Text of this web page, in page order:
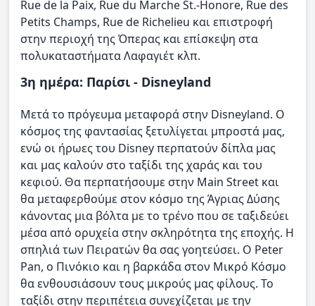
Rue de la Paix, Rue du Marche St.-Honore, Rue des
Petits Champs, Rue de Richelieu και επιστροφή
στην περιοχή της Όπερας και επίσκεψη στα
πολυκαταστήματα Λαφαγιέτ κλπ.
3η ημέρα: Παρίσι - Disneyland
Μετά το πρόγευμα μεταφορά στην Disneyland. Ο
κόσμος της φαντασίας ξετυλίγεται μπροστά μας,
ενώ οι ήρωες του Disney περπατούν δίπλα μας
και μας καλούν στο ταξίδι της χαράς και του
κεφιού. Θα περπατήσουμε στην Main Street και
θα μεταφερθούμε στον κόσμο της Άγριας Δύσης
κάνοντας μια βόλτα με το τρένο που σε ταξιδεύει
μέσα από ορυχεία στην σκληρότητα της εποχής. Η
σπηλιά των Πειρατών θα σας γοητεύσει. Ο Peter
Pan, ο Πινόκιο και η βαρκάδα στον Μικρό Κόσμο
θα ενθουσιάσουν τους μικρούς μας φίλους. Το
ταξίδι στην περιπέτεια συνεχίζεται με την